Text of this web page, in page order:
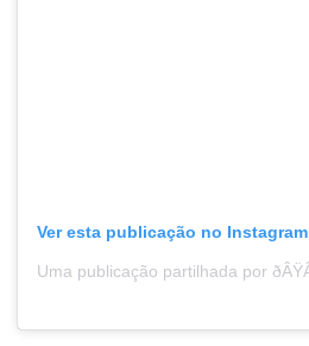
Ver esta publicação no Instagram